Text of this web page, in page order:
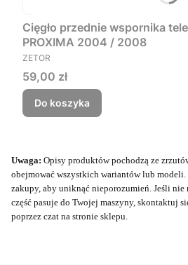
Cięgło przednie wspornika
PROXIMA 2004 / 2008
PRODUCENT
ZETOR
Cena
59,00 zł
Do koszyka
Uwaga: Opisy produktów pochodzą ze
obejmować wszystkich wariantów lub modeli.
zakupy, aby uniknąć nieporozumień. Jeśli nie
część pasuje do Twojej maszyny, skontaktuj
poprzez czat na stronie sklepu.